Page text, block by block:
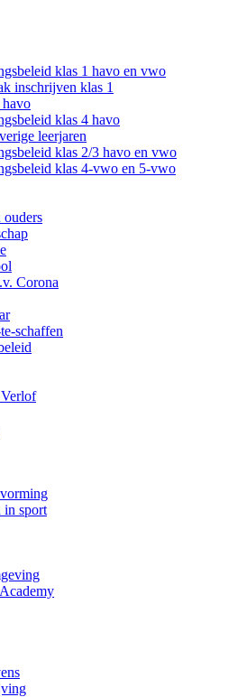
klas 1 havo en vwo
inschrijven klas 1
klas 4 havo
leerjaren
klas 2/3 havo en vwo
klas 4-vwo en 5-vwo
ouders
Corona
schaffen
in sport